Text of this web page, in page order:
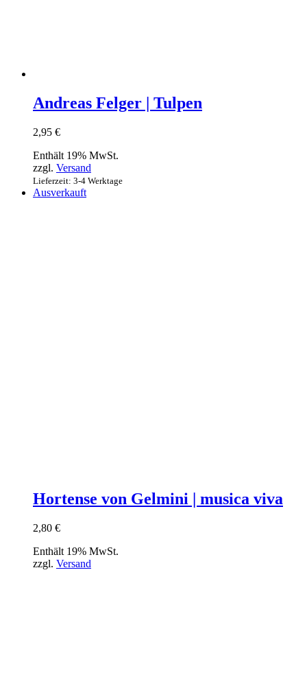
Andreas Felger | Tulpen
2,95 €
Enthält 19% MwSt.
zzgl. Versand
Lieferzeit: 3-4 Werktage
Ausverkauft
Hortense von Gelmini | musica viva
2,80 €
Enthält 19% MwSt.
zzgl. Versand